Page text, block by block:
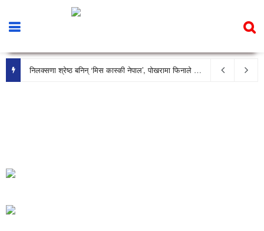
निलक्सणा श्रेष्ठ बनिन् ‘मिस कास्की नेपाल’, पोखरामा फिनाले भव्य रूपमा सम्पन्न